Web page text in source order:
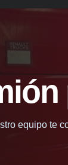
equipo te